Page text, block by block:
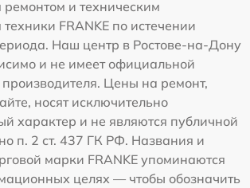
и техническим
FRANKE по истечении
Наш центр в Ростове-на-Дону
и не имеет официальной
Цены на ремонт,
носят исключительно
характер и не являются публичной
п. 2 ст. 437 ГК РФ. Названия и
марки FRANKE упоминаются
целях — чтобы обозначить